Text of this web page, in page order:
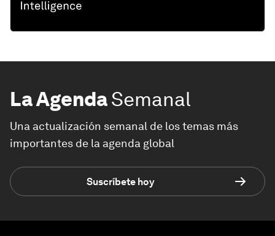
La AgendaSemanal
Una actualización semanal de los temas más
importantes de la agenda global
Suscríbete hoy